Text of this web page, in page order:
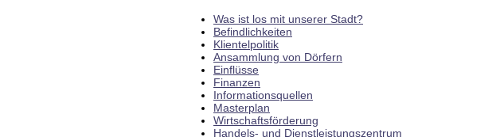
Was ist los mit unserer Stadt?
Befindlichkeiten
Klientelpolitik
Ansammlung von Dörfern
Einflüsse
Finanzen
Informationsquellen
Masterplan
Wirtschaftsförderung
Handels- und Dienstleistungszentrum